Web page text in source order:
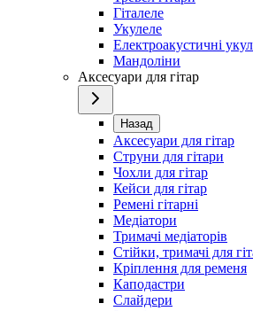
Гіталеле
Укулеле
Електроакустичні
Мандоліни
Аксесуари для гітар
Назад
Аксесуари для гітар
Струни для гітари
Чохли для гітар
Кейси для гітар
Ремені гітарні
Медіатори
Тримачі медіаторів
Стійки, тримачі для
Кріплення для ременя
Каподастри
Слайдери